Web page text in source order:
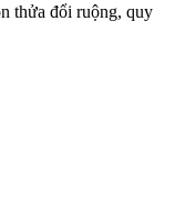
thửa đổi ruộng, quy